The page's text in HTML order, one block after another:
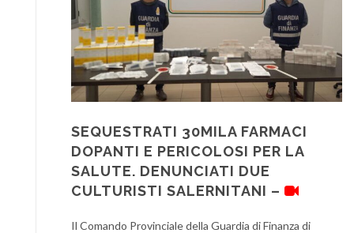
SEQUESTRATI 30MILA FARMACI
DOPANTI E PERICOLOSI PER LA
SALUTE. DENUNCIATI DUE
CULTURISTI SALERNITANI –
Il Comando Provinciale della Guardia di Finanza di